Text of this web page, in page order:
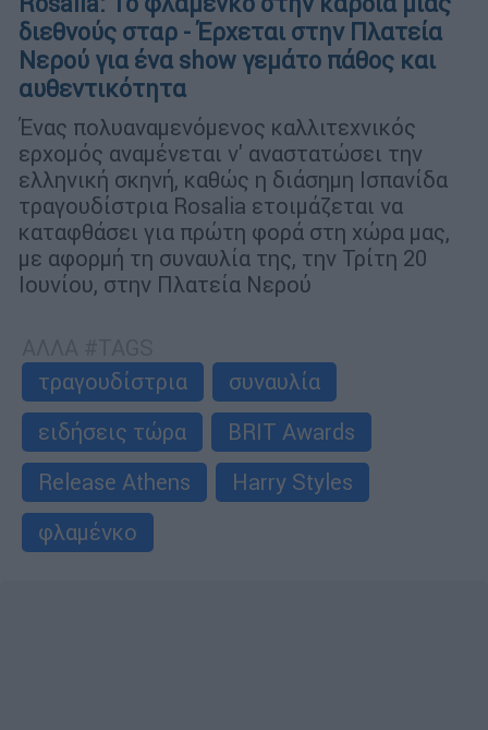
διεθνούς σταρ - Έρχεται στην Πλατεία
Νερού για ένα show γεμάτο πάθος και
αυθεντικότητα
Ένας πολυαναμενόμενος καλλιτεχνικός
ερχομός αναμένεται ν' αναστατώσει την
ελληνική σκηνή, καθώς η διάσημη Ισπανίδα
τραγουδίστρια Rosalia ετοιμάζεται να
καταφθάσει για πρώτη φορά στη χώρα μας,
με αφορμή τη συναυλία της, την Τρίτη 20
Ιουνίου, στην Πλατεία Νερού
τραγουδίστρια
συναυλία
ειδήσεις τώρα
BRIT Awards
Release Athens
Harry Styles
φλαμένκο